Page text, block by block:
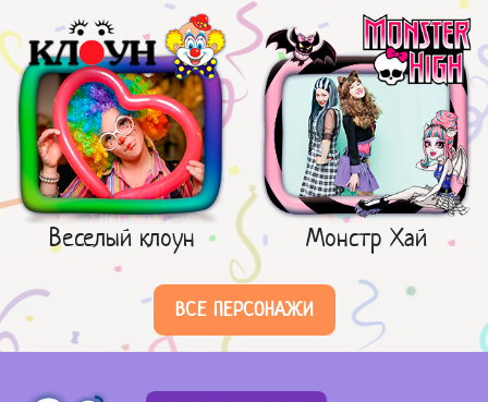
Веселый клоун Монстр Хай
ВСЕ ПЕРСОНАЖИ